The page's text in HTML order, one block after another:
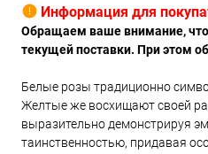
Информация для
Обращаем ваше внимание, что
текущей поставки. При этом
Белые розы традиционно
Желтые же восхищают своей
выразительно демонстрируя
таинственностью, придавая